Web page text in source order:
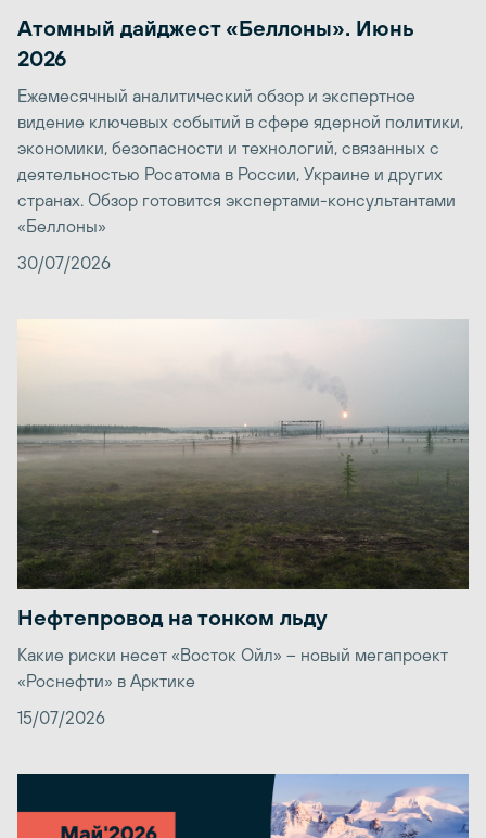
Атомный дайджест «Беллоны». Июнь
2026
Ежемесячный аналитический обзор и экспертное
видение ключевых событий в сфере ядерной политики,
экономики, безопасности и технологий, связанных с
деятельностью Росатома в России, Украине и других
странах. Обзор готовится экспертами-консультантами
«Беллоны»
30/07/2026
Нефтепровод на тонком льду
Какие риски несет «Восток Ойл» – новый мегапроект
«Роснефти» в Арктике
15/07/2026